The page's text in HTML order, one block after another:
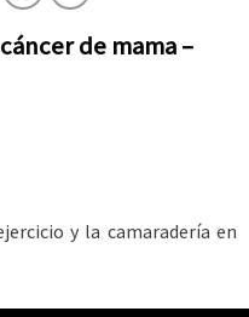
de mama –
y la camaradería en